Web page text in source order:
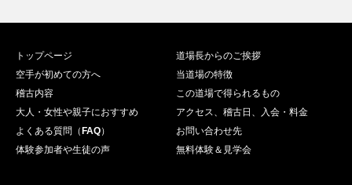
トップページ
道場長からのご挨拶
空手が初めての方へ
当道場の特徴
稽古内容
この道場で得られるもの
大人・女性や親子におすすめ
アクセス、稽古日、入会・料金
よくある質問（FAQ）
お問い合わせ先
体験参加者や生徒の声
無料体験＆見学会